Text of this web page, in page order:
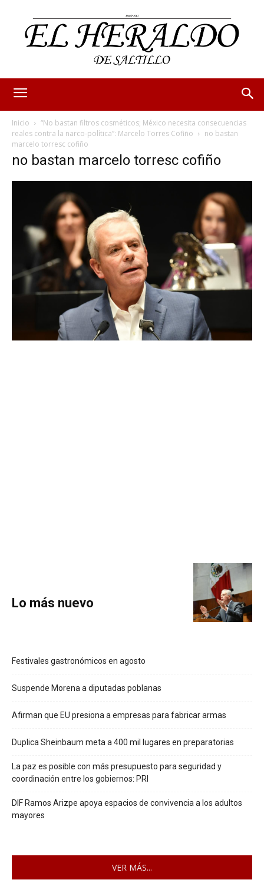
Inicio
“No bastan filtros cosméticos; México necesita consecuencias
reales contra la narco-política”: Marcelo Torres Cofiño
no bastan
marcelo torresc cofiño
no bastan marcelo torresc cofiño
Lo más nuevo
Festivales gastronómicos en agosto
Suspende Morena a diputadas poblanas
Afirman que EU presiona a empresas para fabricar armas
Duplica Sheinbaum meta a 400 mil lugares en preparatorias
La paz es posible con más presupuesto para seguridad y
coordinación entre los gobiernos: PRI
DIF Ramos Arizpe apoya espacios de convivencia a los adultos
mayores
VER MÁS...